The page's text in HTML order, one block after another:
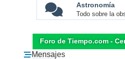
Astronomía
Todo sobre la
Foro de Tiempo.com -
Mensajes